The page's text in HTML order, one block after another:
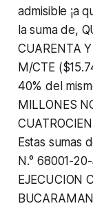
admisible ¡a
la suma de,
CUARENTA
M/CTE
40% del
MILLONES
Estas sumas
N.° 68001-
EJECUCION